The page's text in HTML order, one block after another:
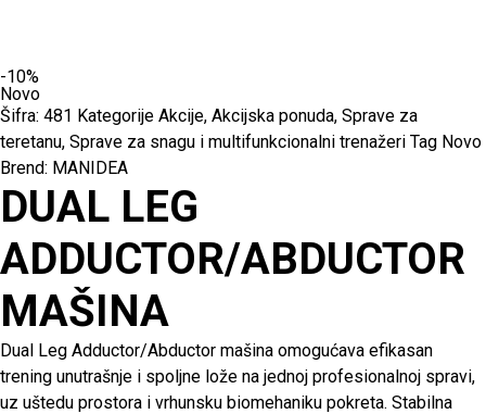
-10%
Novo
Šifra: 481 Kategorije Akcije, Akcijska ponuda, Sprave za
teretanu, Sprave za snagu i multifunkcionalni trenažeri Tag Novo
Brend: MANIDEA
DUAL LEG
ADDUCTOR/ABDUCTOR
MAŠINA
Dual Leg Adductor/Abductor mašina omogućava efikasan
trening unutrašnje i spoljne lože na jednoj profesionalnoj spravi,
uz uštedu prostora i vrhunsku biomehaniku pokreta. Stabilna